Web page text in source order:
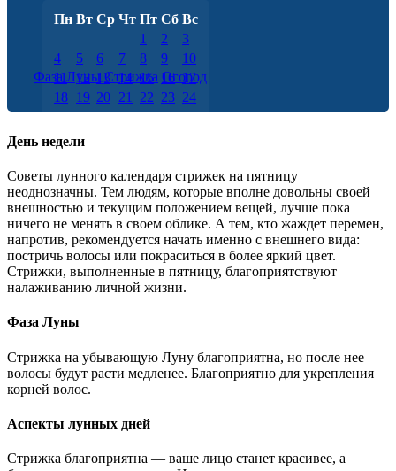
Пн Вт Ср Чт Пт Сб Вс
1
2
3
4
5 6 7 8 9
10
11 12 13 14 15 16 17
18 19 20 21 22 23 24
25 26 27 28 29 30
Фаза Луны Стрижка Огород
День недели
Советы лунного календаря стрижек на пятницу
неоднозначны. Тем людям, которые вполне довольны своей
внешностью и текущим положением вещей, лучше пока
ничего не менять в своем облике. А тем, кто жаждет перемен,
напротив, рекомендуется начать именно с внешнего вида:
постричь волосы или покраситься в более яркий цвет.
Стрижки, выполненные в пятницу, благоприятствуют
налаживанию личной жизни.
Фаза Луны
Стрижка на убывающую Луну благоприятна, но после нее
волосы будут расти медленее. Благоприятно для укрепления
корней волос.
Аспекты лунных дней
Стрижка благоприятна — ваше лицо станет красивее, а